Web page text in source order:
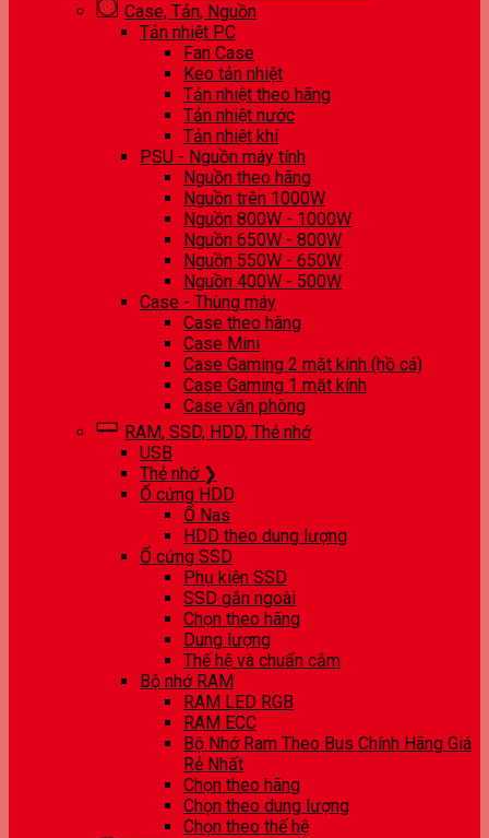
Case, Tản, Nguồn
Tản nhiệt PC
Fan Case
Keo tản nhiệt
Tản nhiệt theo hãng
Tản nhiệt nước
Tản nhiệt khí
PSU - Nguồn máy tính
Nguồn theo hãng
Nguồn trên 1000W
Nguồn 800W - 1000W
Nguồn 650W - 800W
Nguồn 550W - 650W
Nguồn 400W - 500W
Case - Thùng máy
Case theo hãng
Case Mini
Case Gaming 2 mặt kính (hồ cá)
Case Gaming 1 mặt kính
Case văn phòng
RAM, SSD, HDD, Thẻ nhớ
USB
Thẻ nhớ ❯
Ổ cứng HDD
Ổ Nas
HDD theo dung lượng
Ổ cứng SSD
Phụ kiện SSD
SSD gắn ngoài
Chọn theo hãng
Dung lượng
Thế hệ và chuẩn cắm
Bộ nhớ RAM
RAM LED RGB
RAM ECC
Bộ Nhớ Ram Theo Bus Chính Hãng Giá
Rẻ Nhất
Chọn theo hãng
Chọn theo dung lượng
Chọn theo thế hệ